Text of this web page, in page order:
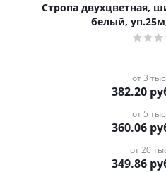
Стропа двухцветная,
белый,
от 3
382.20
от 5
360.06
от 20
349.86